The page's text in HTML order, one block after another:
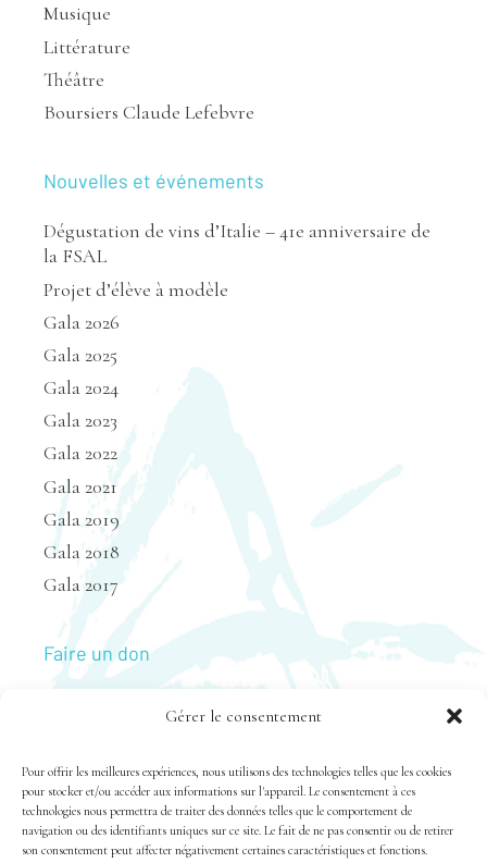
Gérer le consentement
Pour offrir les meilleures expériences, nous utilisons des technologies telles que les cookies
pour stocker et/ou accéder aux informations sur l'appareil. Le consentement à ces
technologies nous permettra de traiter des données telles que le comportement de
navigation ou des identifiants uniques sur ce site. Le fait de ne pas consentir ou de retirer
son consentement peut affecter négativement certaines caractéristiques et fonctions.
Musique
Littérature
Théâtre
Boursiers Claude Lefebvre
Nouvelles et événements
Dégustation de vins d’Italie – 41e anniversaire de
la FSAL
Projet d’élève à modèle
Gala 2026
Gala 2025
Gala 2024
Gala 2023
Gala 2022
Gala 2021
Gala 2019
Gala 2018
Gala 2017
Faire un don